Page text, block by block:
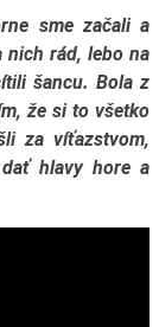
sme začali a
nich rád, lebo na
šancu. Bola z
že si to všetko
za víťazstvom,
hlavy hore a